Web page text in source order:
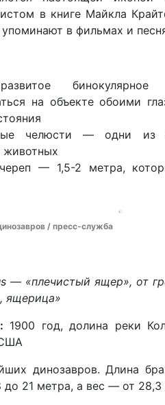
в книге Майкла
в фильмах и
на объекте обоими
челюсти — одни из
животных
— 1,5-2 метра,
/ пресс-служба
— «плечистый ящер», от
ящерица»
1900 год, долина реки
динозавров. Длина
до 21 метра, а вес — от 28,3